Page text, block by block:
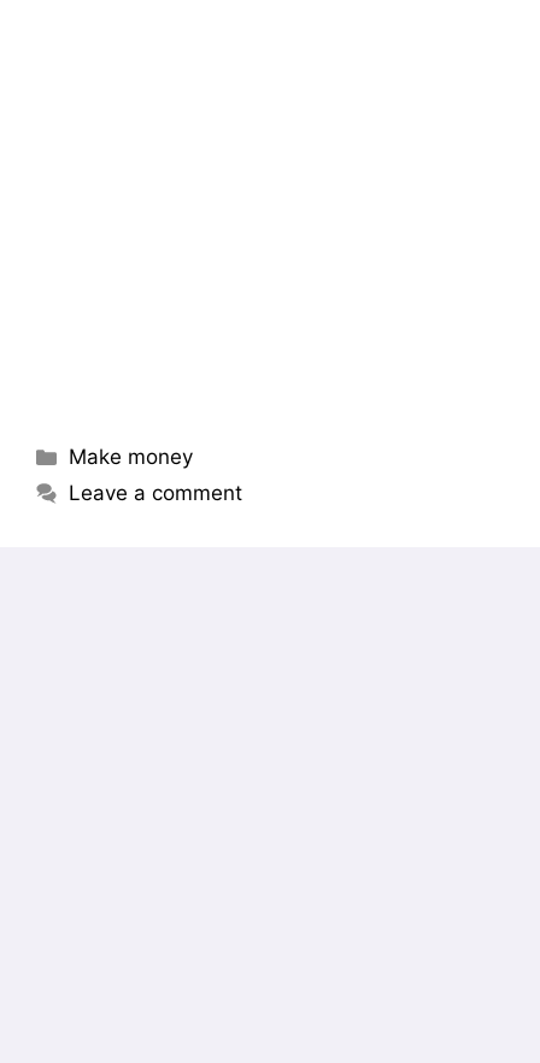
Categories
Make money
Leave a comment